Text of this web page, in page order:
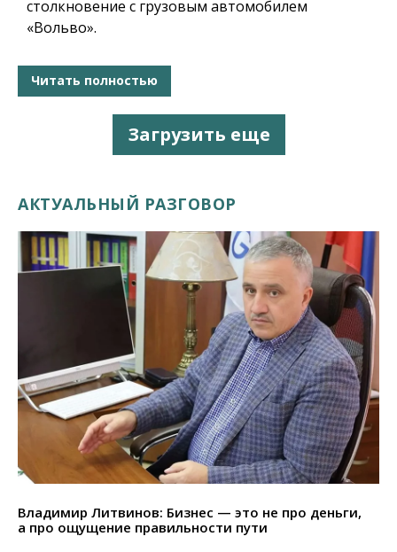
столкновение с грузовым автомобилем
«Вольво».
Читать полностью
Загрузить еще
АКТУАЛЬНЫЙ РАЗГОВОР
Владимир Литвинов: Бизнес — это не про деньги,
а про ощущение правильности пути